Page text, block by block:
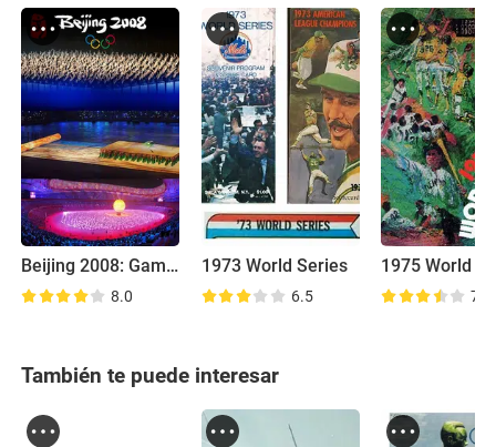
Beijing 2008: Games of the XXIX Olympiad
8.0
1973 World Series
6.5
1975 World
7.7
También te puede interesar